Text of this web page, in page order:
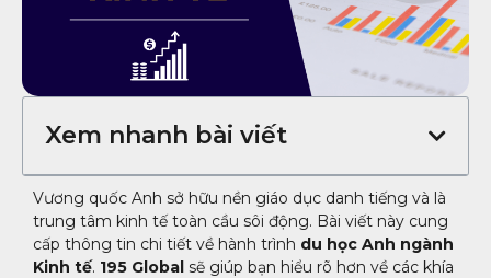
Xem nhanh bài viết
Vương quốc Anh sở hữu nền giáo dục danh tiếng và là
trung tâm kinh tế toàn cầu sôi động. Bài viết này cung
cấp thông tin chi tiết về hành trình du học Anh ngành
Kinh tế. 195 Global sẽ giúp bạn hiểu rõ hơn về các khía